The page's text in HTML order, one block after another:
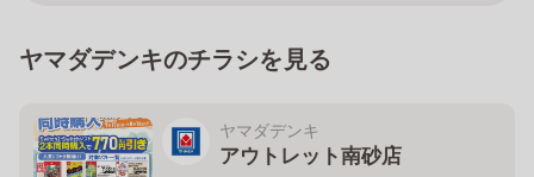
ヤマダデンキのチラシを見る
ヤマダデンキ
アウトレット南砂店